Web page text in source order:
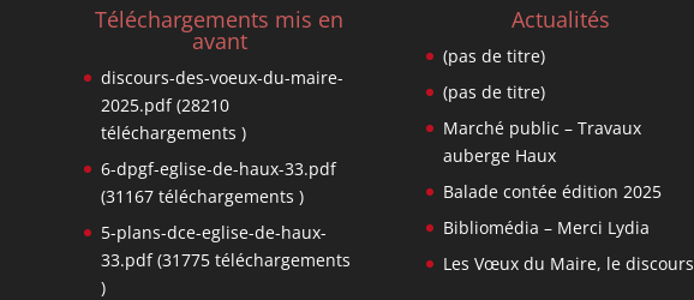
Téléchargements mis en
avant
discours-des-voeux-du-maire-
2025.pdf (28210
téléchargements )
6-dpgf-eglise-de-haux-33.pdf
(31167 téléchargements )
5-plans-dce-eglise-de-haux-
33.pdf (31775 téléchargements
)
Actualités
(pas de titre)
(pas de titre)
Marché public – Travaux
auberge Haux
Balade contée édition 2025
Bibliomédia – Merci Lydia
Les Vœux du Maire, le discours